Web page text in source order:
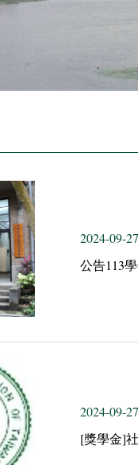
2024-09-27
公告113
2024-09-27
[獎學金]